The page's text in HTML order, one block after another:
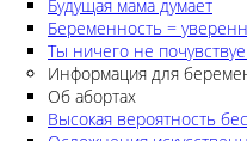
Будущая мама думает
Беременность =
Ты ничего не
Информация для
Об абортах
Высокая вероятность